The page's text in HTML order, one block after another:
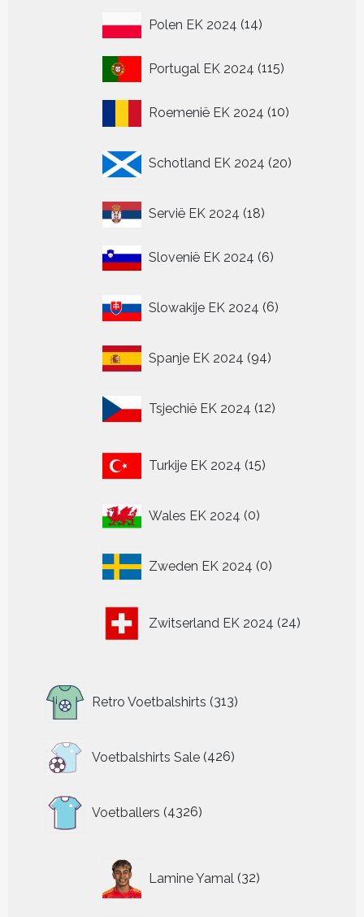
Polen EK 2024 1414
Portugal EK 2024 115115
Roemenië EK 2024 1010
Schotland EK 2024 20
producten
Servië EK 2024 1818
Slovenië EK 2024 66
Slowakije EK 2024 6
producten
Spanje EK 2024 9494
Tsjechië EK 2024 12
producten
Turkije EK 2024 15
producten
Wales EK 2024 00
Zweden EK 2024 0
producten
Zwitserland EK 2024 24
producten
Retro Voetbalshirts 313
producten
Voetbalshirts Sale 426
426
producten
Voetballers 4326
producten
Lamine Yamal 32
producten